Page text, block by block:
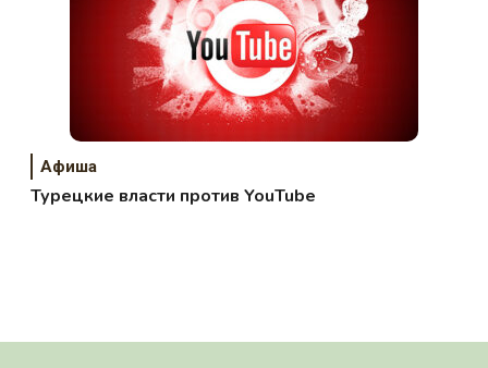
Афиша
Турецкие власти против YouTube